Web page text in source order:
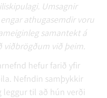
Umsagnir
athugasemdir voru
samantekt á
viðbrögðum við þeim.
hefur farið yfir
Nefndin samþykkir
til að hún verði